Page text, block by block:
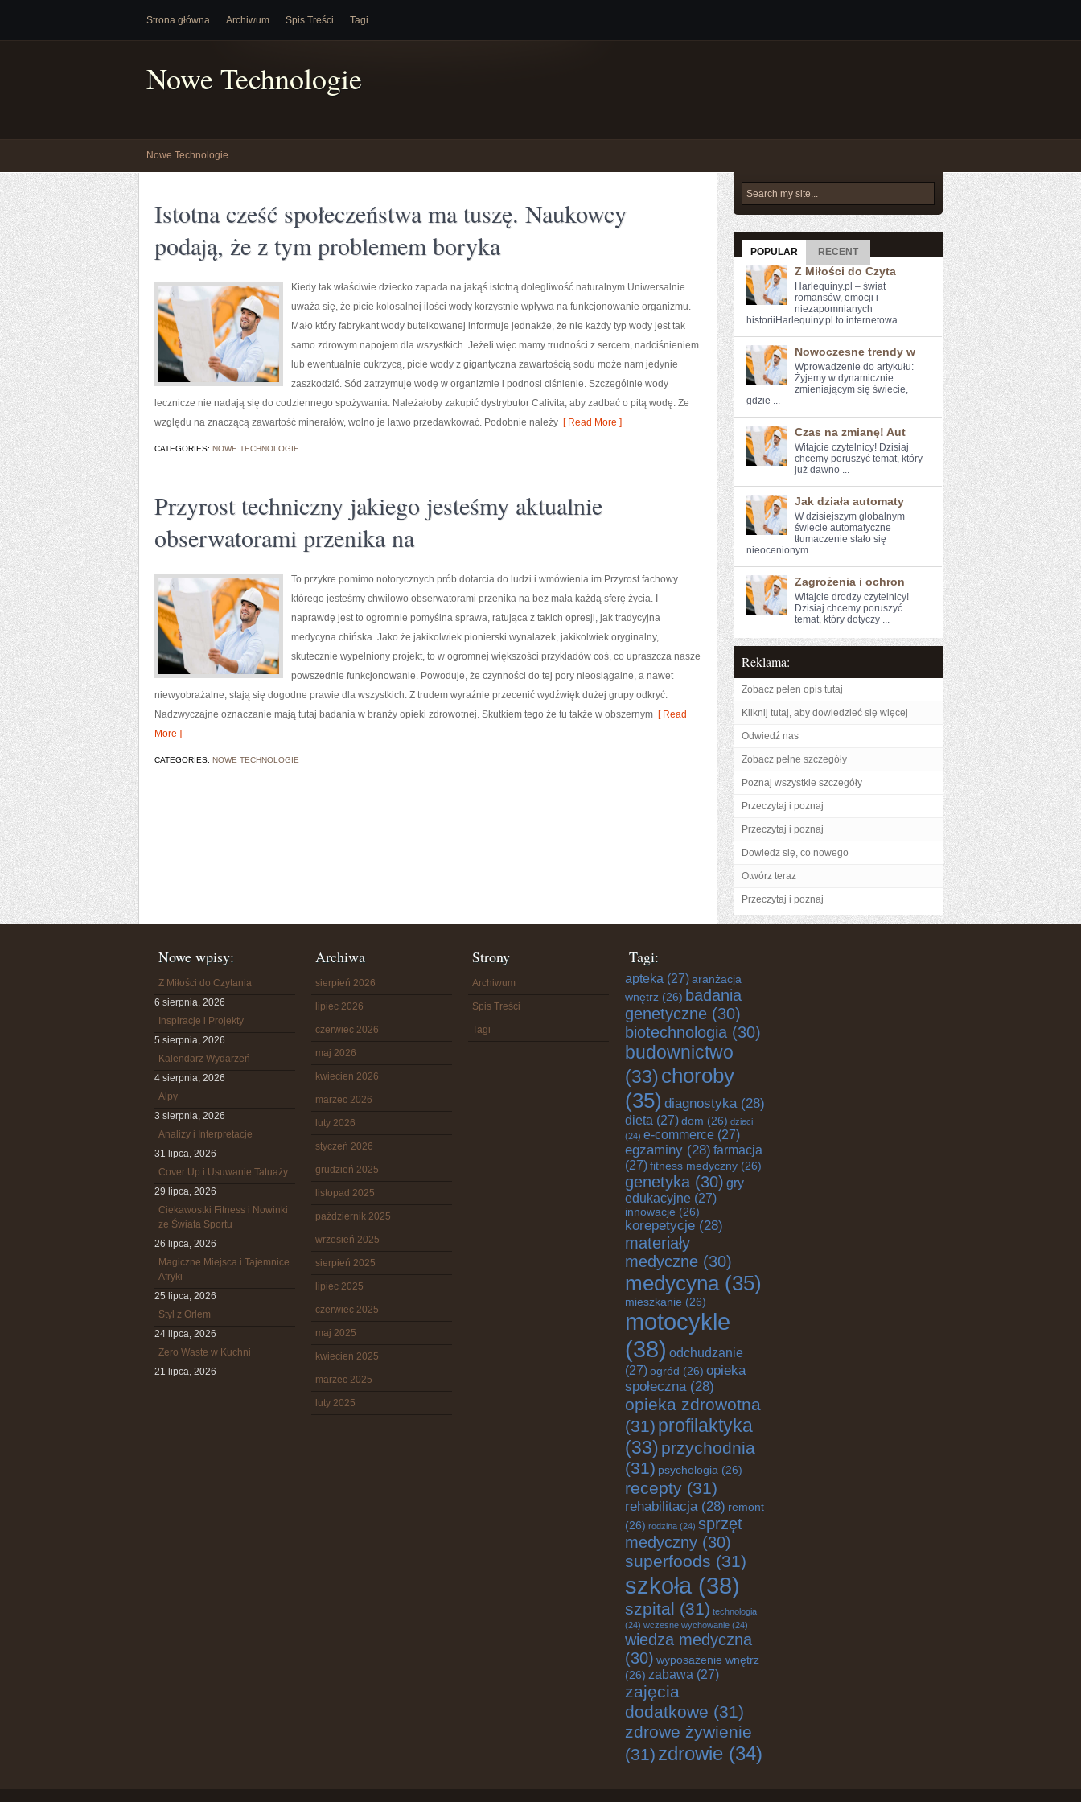
Strona główna Archiwum Spis Treści Tagi
Nowe Technologie
Nowe Technologie
Istotna cześć społeczeństwa ma tuszę. Naukowcy
podają, że z tym problemem boryka
Kiedy tak właściwie dziecko zapada na jakąś istotną dolegliwość naturalnym Uniwersalnie
uważa się, że picie kolosalnej ilości wody korzystnie wpływa na funkcjonowanie organizmu.
Mało który fabrykant wody butelkowanej informuje jednakże, że nie każdy typ wody jest tak
samo zdrowym napojem dla wszystkich. Jeżeli więc mamy trudności z sercem, nadciśnieniem
lub ewentualnie cukrzycą, picie wody z gigantyczna zawartością sodu może nam jedynie
zaszkodzić. Sód zatrzymuje wodę w organizmie i podnosi ciśnienie. Szczególnie wody
lecznicze nie nadają się do codziennego spożywania. Należałoby zakupić dystrybutor Calivita, aby zadbać o pitą wodę. Ze
względu na znaczącą zawartość minerałów, wolno je łatwo przedawkować. Podobnie należy [ Read More ]
CATEGORIES: NOWE TECHNOLOGIE
Przyrost techniczny jakiego jesteśmy aktualnie
obserwatorami przenika na
To przykre pomimo notorycznych prób dotarcia do ludzi i wmówienia im Przyrost fachowy
którego jesteśmy chwilowo obserwatorami przenika na bez mała każdą sferę życia. I
naprawdę jest to ogromnie pomyślna sprawa, ratująca z takich opresji, jak tradycyjna
medycyna chińska. Jako że jakikolwiek pionierski wynalazek, jakikolwiek oryginalny,
skutecznie wypełniony projekt, to w ogromnej większości przykładów coś, co upraszcza nasze
powszednie funkcjonowanie. Powoduje, że czynności do tej pory nieosiągalne, a nawet
niewyobrażalne, stają się dogodne prawie dla wszystkich. Z trudem wyraźnie przecenić wydźwięk dużej grupy odkryć.
Nadzwyczajne oznaczanie mają tutaj badania w branży opieki zdrowotnej. Skutkiem tego że tu także w obszernym [ Read
More ]
CATEGORIES: NOWE TECHNOLOGIE
POPULAR RECENT
Z Miłości do Czyta
Harlequiny.pl – świat
romansów, emocji i
niezapomnianych
historiiHarlequiny.pl to internetowa ...
Nowoczesne trendy w
Wprowadzenie ‌do artykułu:
Żyjemy w dynamicznie
zmieniającym się świecie,​
gdzie ...
Czas na zmianę! Aut
Witajcie czytelnicy! ‌Dzisiaj
chcemy poruszyć temat, który‍
już ‌dawno ...
Jak działa automaty
W dzisiejszym globalnym
świecie automatyczne ​
tłumaczenie stało się
nieocenionym ...
Zagrożenia i ochron
Witajcie ​drodzy ​czytelnicy!
⁢Dzisiaj chcemy poruszyć
temat, który dotyczy ...
Reklama:
Zobacz pełen opis tutaj
Kliknij tutaj, aby dowiedzieć się więcej
Odwiedź nas
Zobacz pełne szczegóły
Poznaj wszystkie szczegóły
Przeczytaj i poznaj
Przeczytaj i poznaj
Dowiedz się, co nowego
Otwórz teraz
Przeczytaj i poznaj
Nowe wpisy:
Z Miłości do Czytania
6 sierpnia, 2026
Inspiracje i Projekty
5 sierpnia, 2026
Kalendarz Wydarzeń
4 sierpnia, 2026
Alpy
3 sierpnia, 2026
Analizy i Interpretacje
31 lipca, 2026
Cover Up i Usuwanie Tatuaży
29 lipca, 2026
Ciekawostki Fitness i Nowinki
ze Świata Sportu
26 lipca, 2026
Magiczne Miejsca i Tajemnice
Afryki
25 lipca, 2026
Styl z Orłem
24 lipca, 2026
Zero Waste w Kuchni
21 lipca, 2026
Archiwa
sierpień 2026
lipiec 2026
czerwiec 2026
maj 2026
kwiecień 2026
marzec 2026
luty 2026
styczeń 2026
grudzień 2025
listopad 2025
październik 2025
wrzesień 2025
sierpień 2025
lipiec 2025
czerwiec 2025
maj 2025
kwiecień 2025
marzec 2025
luty 2025
Strony
Archiwum
Spis Treści
Tagi
Tagi:
apteka (27) aranżacja
wnętrz (26) badania
genetyczne (30)
biotechnologia (30)
budownictwo
(33)choroby
(35) diagnostyka(28)
dieta (27) dom (26) dzieci
(24) e-commerce (27)
egzaminy (28) farmacja
(27) fitness medyczny (26)
genetyka (30) gry
edukacyjne (27)
innowacje (26)
korepetycje (28)
materiały
medyczne (30)
medycyna(35)
mieszkanie (26)
motocykle
(38) odchudzanie
(27) ogród (26) opieka
społeczna(28)
opieka zdrowotna
(31) profilaktyka
(33) przychodnia
(31) psychologia (26)
recepty (31)
rehabilitacja(28) remont
(26) rodzina (24) sprzęt
medyczny (30)
superfoods (31)
szkoła (38)
szpital (31) technologia
(24) wczesne wychowanie (24)
wiedza medyczna
(30) wyposażenie wnętrz
(26) zabawa (27)
zajęcia
dodatkowe (31)
zdrowe żywienie
(31) zdrowie (34)